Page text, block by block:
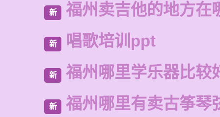
新 福州卖吉他的地方在
新 唱歌培训ppt
新 福州哪里学乐器比较
新 福州哪里有卖古筝琴